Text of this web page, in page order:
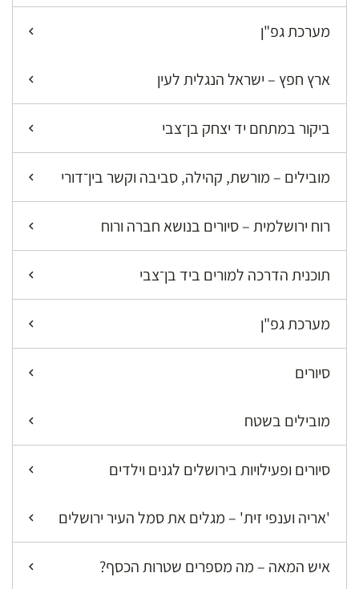
מערכת גפ"ן
ארץ חפץ – ישראל הנגלית לעין
ביקור במתחם יד יצחק בן־צבי
מובילים – מורשת, קהילה, סביבה וקשר בין־דורי
רוח ירושלמית – סיורים בנושא חברה ורוח
תוכנית הדרכה למורים ביד בן־צבי
מערכת גפ"ן
סיורים
מובילים בשטח
סיורים ופעילויות בירושלים לגנים וילדים
'אריה וענפי זית' – מגלים את סמל העיר ירושלים
איש המאה – מה מספרים שטרות הכסף?